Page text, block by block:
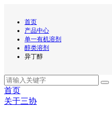
首页
产品中心
单一有机溶剂
醇类溶剂
异丁醇
首页
关于三协